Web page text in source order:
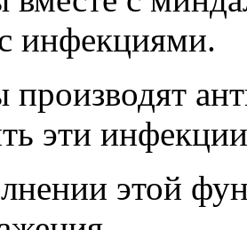
инфекциями.
эти
этой